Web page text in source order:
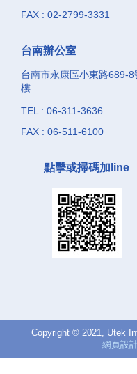
FAX : 02-2799-3331
台南辦公室
台南市永康區小東路689-8
樓
TEL : 06-311-3636
FAX : 06-511-6100
點擊或掃碼加line
Copyright © 2021, Utek
網頁設